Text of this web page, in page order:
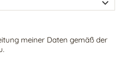
meiner Daten gemäß der